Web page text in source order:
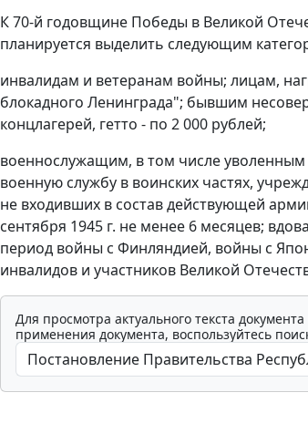
К 70-й годовщине Победы в Великой
планируется выделить следующим
инвалидам и ветеранам войны; лицам,
блокадного Ленинграда"; бывшим
концлагерей, гетто - по 2 000 рублей;
военнослужащим, в том числе уволенным
военную службу в воинских частях,
не входивших в состав действующей
сентября 1945 г. не менее 6 месяцев;
период войны с Финляндией, войны с
инвалидов и участников Великой
Для просмотра актуального текста
применения документа, воспользуйтесь